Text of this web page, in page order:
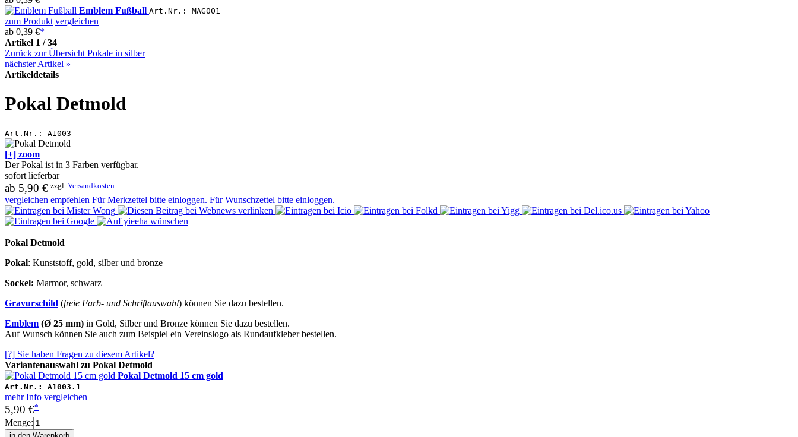
Emblem Fußball Art.Nr.: MAG001
zum Produkt vergleichen
ab 0,39 €*
Artikel 1 / 34
Zurück zur Übersicht Pokale in silber
nächster Artikel »
Artikeldetails
Pokal Detmold
Art.Nr.: A1003
[+] zoom
Der Pokal ist in 3 Farben verfügbar.
sofort lieferbar
ab 5,90 € zzgl. Versandkosten.
vergleichen empfehlen Für Merkzettel bitte einloggen. Für Wunschzettel bitte einloggen.
Pokal Detmold
Pokal: Kunststoff, gold, silber und bronze
Sockel: Marmor, schwarz
Gravurschild (freie Farb- und Schriftauswahl) können Sie dazu bestellen.
Emblem (Ø 25 mm) in Gold, Silber und Bronze können Sie dazu bestellen.
Auf Wunsch können Sie auch zum Beispiel ein Vereinslogo als Rundaufkleber bestellen.
[?] Sie haben Fragen zu diesem Artikel?
Variantenauswahl zu Pokal Detmold
Pokal Detmold 15 cm gold
Art.Nr.: A1003.1
mehr Info vergleichen
5,90 €*
Menge: